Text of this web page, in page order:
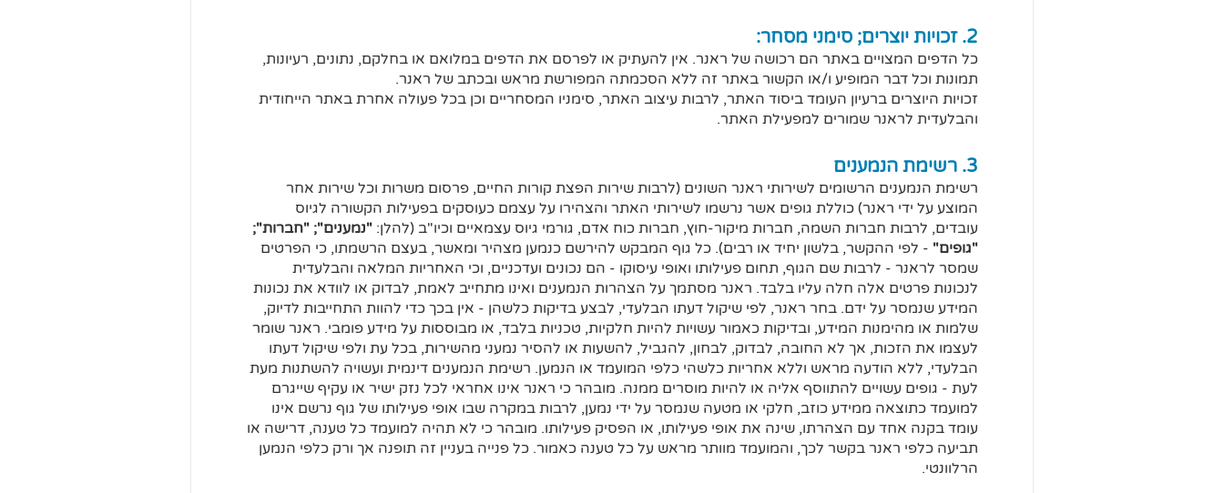
2. זכויות יוצרים; סימני מסחר:
כל הדפים המצויים באתר הם רכושה של ראנר. אין להעתיק או לפרסם את הדפים במלואם או בחלקם, נתונים, רעיונות,
תמונות וכל דבר המופיע ו/או הקשור באתר זה ללא הסכמתה המפורשת מראש ובכתב של ראנר.
זכויות היוצרים ברעיון העומד ביסוד האתר, לרבות עיצוב האתר, סימניו המסחריים וכן בכל פעולה אחרת באתר הייחודית
והבלעדית לראנר שמורים למפעילת האתר.
3. רשימת הנמענים
רשימת הנמענים הרשומים לשירותי ראנר השונים (לרבות שירות הפצת קורות החיים, פרסום משרות וכל שירות אחר
המוצע על ידי ראנר) כוללת גופים אשר נרשמו לשירותי האתר והצהירו על עצמם כעוסקים בפעילות הקשורה לגיוס
עובדים, לרבות חברות השמה, חברות מיקור-חוץ, חברות כוח אדם, גורמי גיוס עצמאיים וכיו"ב (להלן: "נמענים"; "חברות";
"גופים" - לפי ההקשר, בלשון יחיד או רבים). כל גוף המבקש להירשם כנמען מצהיר ומאשר, בעצם הרשמתו, כי הפרטים
שמסר לראנר - לרבות שם הגוף, תחום פעילותו ואופי עיסוקו - הם נכונים ועדכניים, וכי האחריות המלאה והבלעדית
לנכונות פרטים אלה חלה עליו בלבד. ראנר מסתמך על הצהרות הנמענים ואינו מתחייב לאמת, לבדוק או לוודא את נכונות
המידע שנמסר על ידם. בחר ראנר, לפי שיקול דעתו הבלעדי, לבצע בדיקות כלשהן - אין בכך כדי להוות התחייבות לדיוק,
שלמות או מהימנות המידע, ובדיקות כאמור עשויות להיות חלקיות, טכניות בלבד, או מבוססות על מידע פומבי. ראנר שומר
לעצמו את הזכות, אך לא החובה, לבדוק, לבחון, להגביל, להשעות או להסיר נמעני מהשירות, בכל עת ולפי שיקול דעתו
הבלעדי, ללא הודעה מראש וללא אחריות כלשהי כלפי המועמד או הנמען. רשימת הנמענים דינמית ועשויה להשתנות מעת
לעת - גופים עשויים להתווסף אליה או להיות מוסרים ממנה. מובהר כי ראנר אינו אחראי לכל נזק ישיר או עקיף שייגרם
למועמד כתוצאה ממידע כוזב, חלקי או מטעה שנמסר על ידי נמען, לרבות במקרה שבו אופי פעילותו של גוף נרשם אינו
עומד בקנה אחד עם הצהרתו, שינה את אופי פעילותו, או הפסיק פעילותו. מובהר כי לא תהיה למועמד כל טענה, דרישה או
תביעה כלפי ראנר בקשר לכך, והמועמד מוותר מראש על כל טענה כאמור. כל פנייה בעניין זה תופנה אך ורק כלפי הנמען
הרלוונטי.